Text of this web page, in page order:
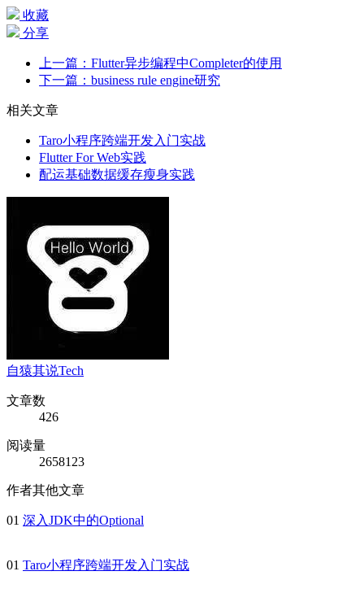
收藏
分享
上一篇：Flutter异步编程中Completer的使用
下一篇：business rule engine研究
相关文章
Taro小程序跨端开发入门实战
Flutter For Web实践
配运基础数据缓存瘦身实践
自猿其说Tech
文章数
426
阅读量
2658123
作者其他文章
01 深入JDK中的Optional
01 Taro小程序跨端开发入门实战